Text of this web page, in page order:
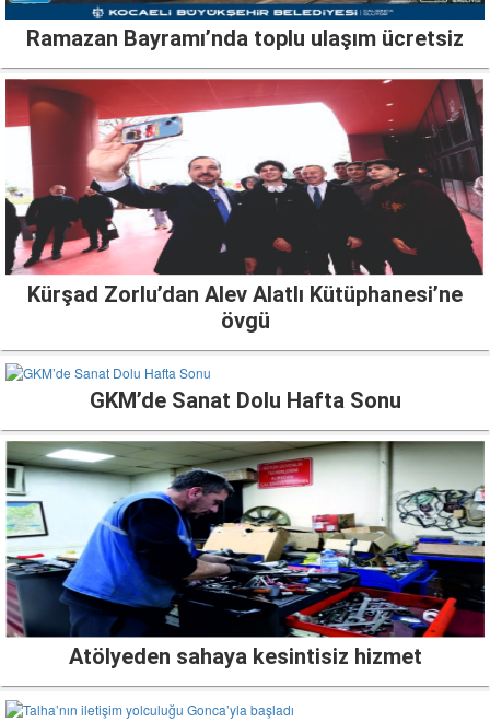
Ramazan Bayramı’nda toplu ulaşım ücretsiz
Kürşad Zorlu’dan Alev Alatlı Kütüphanesi’ne
övgü
GKM’de Sanat Dolu Hafta Sonu
Atölyeden sahaya kesintisiz hizmet